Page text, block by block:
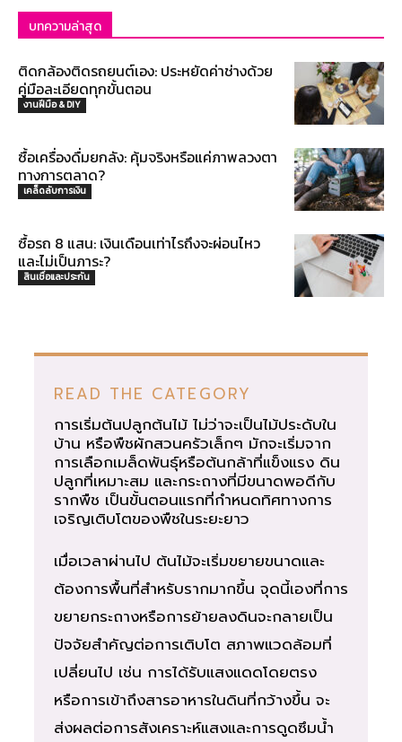
บทความล่าสุด
ติดกล้องติดรถยนต์เอง: ประหยัดค่าช่างด้วย
คู่มือละเอียดทุกขั้นตอน
งานฝีมือ & DIY
ซื้อเครื่องดื่มยกลัง: คุ้มจริงหรือแค่ภาพลวงตา
ทางการตลาด?
เคล็ดลับการเงิน
ซื้อรถ 8 แสน: เงินเดือนเท่าไรถึงจะผ่อนไหว
และไม่เป็นภาระ?
สินเชื่อและประกัน
READ THE CATEGORY
การเริ่มต้นปลูกต้นไม้ ไม่ว่าจะเป็นไม้ประดับใน
บ้าน หรือพืชผักสวนครัวเล็กๆ มักจะเริ่มจาก
การเลือกเมล็ดพันธุ์หรือต้นกล้าที่แข็งแรง ดิน
ปลูกที่เหมาะสม และกระถางที่มีขนาดพอดีกับ
รากพืช เป็นขั้นตอนแรกที่กำหนดทิศทางการ
เจริญเติบโตของพืชในระยะยาว
เมื่อเวลาผ่านไป ต้นไม้จะเริ่มขยายขนาดและ
ต้องการพื้นที่สำหรับรากมากขึ้น จุดนี้เองที่การ
ขยายกระถางหรือการย้ายลงดินจะกลายเป็น
ปัจจัยสำคัญต่อการเติบโต สภาพแวดล้อมที่
เปลี่ยนไป เช่น การได้รับแสงแดดโดยตรง
หรือการเข้าถึงสารอาหารในดินที่กว้างขึ้น จะ
ส่งผลต่อการสังเคราะห์แสงและการดูดซึมน้ำ